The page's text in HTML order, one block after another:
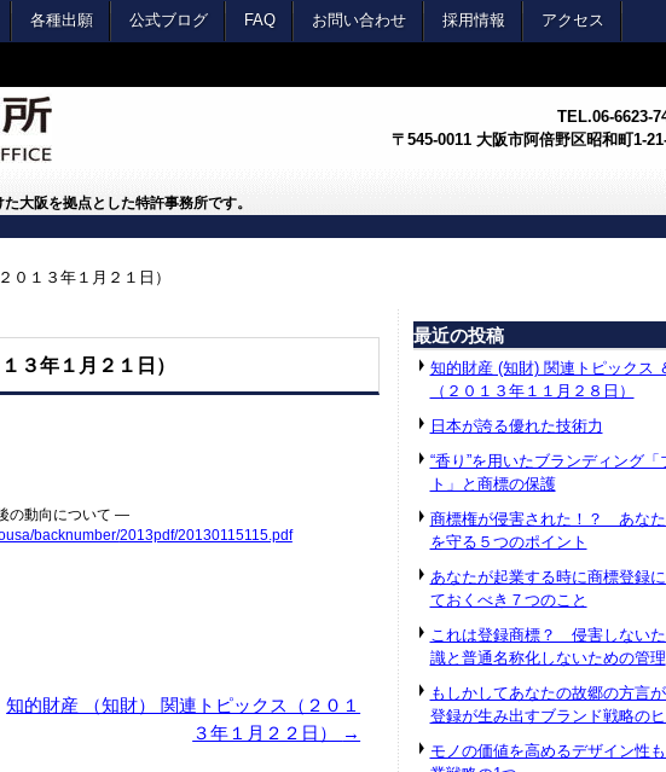
大阪を拠点とした特許事務所です。
TEL.06-6623-
〒545-0011 大阪市阿倍野区昭和町1-
各種出願 公式ブログ FAQ お問い合わせ 採用情報 アクセス
０１３年１月２１日）
３年１月２１日）
の動向について ―
backnumber/2013pdf/20130115115.pdf
知的財産 （知財） 関連トピックス（２０１
３年１月２２日）
→
最近の投稿
知的財産 (知財) 関連トピックス
（２０１３年１１月２８日）
日本が誇る優れた技術力
“香り”を用いたブランディング
ト」と商標の保護
商標権が侵害された！？ あな
を守る５つのポイント
あなたが起業する時に商標登録
ておくべき７つのこと
これは登録商標？ 侵害しない
識と普通名称化しないための管理
もしかしてあなたの故郷の方言
登録が生み出すブランド戦略のヒ
モノの価値を高めるデザイン性